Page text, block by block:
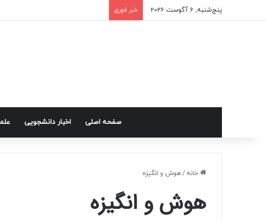
پنج‌شنبه, 6 آگوست 2026 خبر فوری
صفحه اصلی اخبار دانشجویی
خانه /هوش و انگیزه
هوش و انگیزه